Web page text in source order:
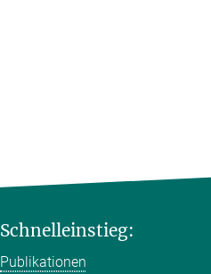
Schnelleinstieg:
Publikationen